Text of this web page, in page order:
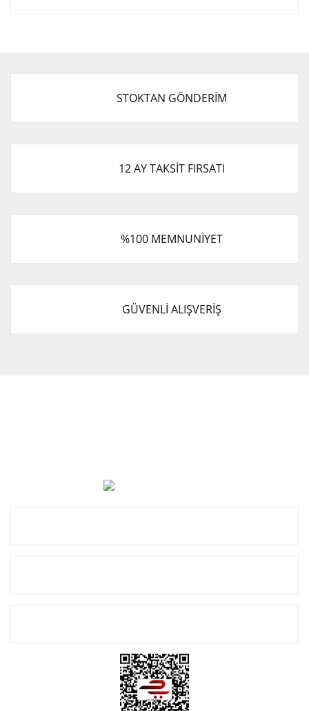
Ürün açıklamasında eksik bilgiler bulunuyor.
Bu ürüne benzer farklı alternatifler olmalı.
STOKTAN GÖNDERİM
12 AY TAKSİT FIRSATI
%100 MEMNUNİYET
GÜVENLİ ALIŞVERİŞ